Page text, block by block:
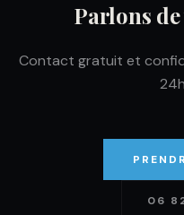
Parlons
Contact gratuit et
06